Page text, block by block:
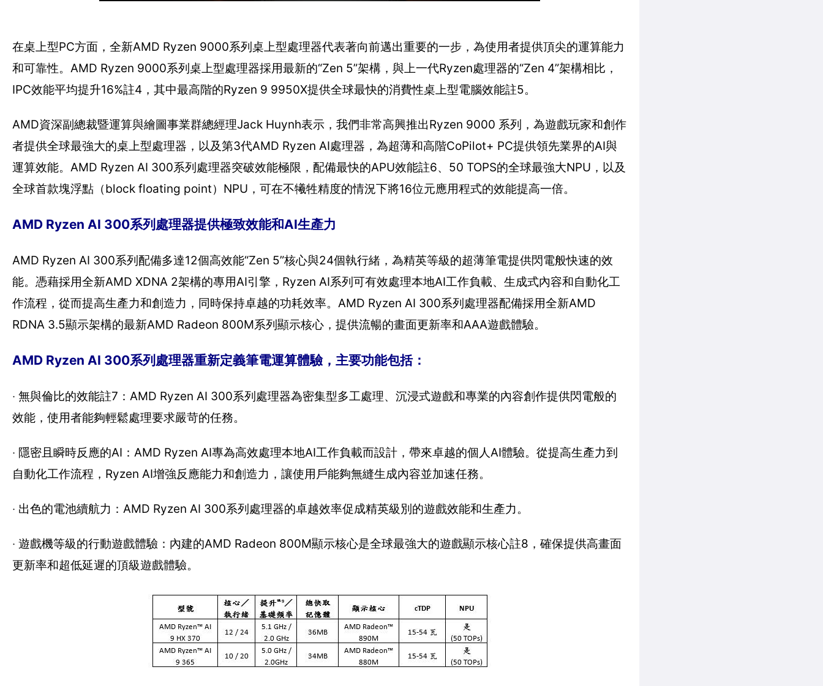
在桌上型PC方面，全新AMD Ryzen 9000系列桌上型處理器代表著向前邁出重要的一步，為使用者提供頂尖的運算能力
和可靠性。AMD Ryzen 9000系列桌上型處理器採用最新的“Zen 5”架構，與上一代Ryzen處理器的“Zen 4”架構相比，
IPC效能平均提升16%註4，其中最高階的Ryzen 9 9950X提供全球最快的消費性桌上型電腦效能註5。
AMD資深副總裁暨運算與繪圖事業群總經理Jack Huynh表示，我們非常高興推出Ryzen 9000 系列，為遊戲玩家和創作
者提供全球最強大的桌上型處理器，以及第3代AMD Ryzen AI處理器，為超薄和高階CoPilot+ PC提供領先業界的AI與
運算效能。AMD Ryzen AI 300系列處理器突破效能極限，配備最快的APU效能註6、50 TOPS的全球最強大NPU，以及
全球首款塊浮點（block floating point）NPU，可在不犧牲精度的情況下將16位元應用程式的效能提高一倍。
AMD Ryzen AI 300系列處理器提供極致效能和AI生產力
AMD Ryzen AI 300系列配備多達12個高效能“Zen 5”核心與24個執行緒，為精英等級的超薄筆電提供閃電般快速的效
能。憑藉採用全新AMD XDNA 2架構的專用AI引擎，Ryzen AI系列可有效處理本地AI工作負載、生成式內容和自動化工
作流程，從而提高生產力和創造力，同時保持卓越的功耗效率。AMD Ryzen AI 300系列處理器配備採用全新AMD
RDNA 3.5顯示架構的最新AMD Radeon 800M系列顯示核心，提供流暢的畫面更新率和AAA遊戲體驗。
AMD Ryzen AI 300系列處理器重新定義筆電運算體驗，主要功能包括：
‧ 無與倫比的效能註7：AMD Ryzen AI 300系列處理器為密集型多工處理、沉浸式遊戲和專業的內容創作提供閃電般的
效能，使用者能夠輕鬆處理要求嚴苛的任務。
‧ 隱密且瞬時反應的AI：AMD Ryzen AI專為高效處理本地AI工作負載而設計，帶來卓越的個人AI體驗。從提高生產力到
自動化工作流程，Ryzen AI增強反應能力和創造力，讓使用戶能夠無縫生成內容並加速任務。
‧ 出色的電池續航力：AMD Ryzen AI 300系列處理器的卓越效率促成精英級別的遊戲效能和生產力。
‧ 遊戲機等級的行動遊戲體驗：內建的AMD Radeon 800M顯示核心是全球最強大的遊戲顯示核心註8，確保提供高畫面
更新率和超低延遲的頂級遊戲體驗。